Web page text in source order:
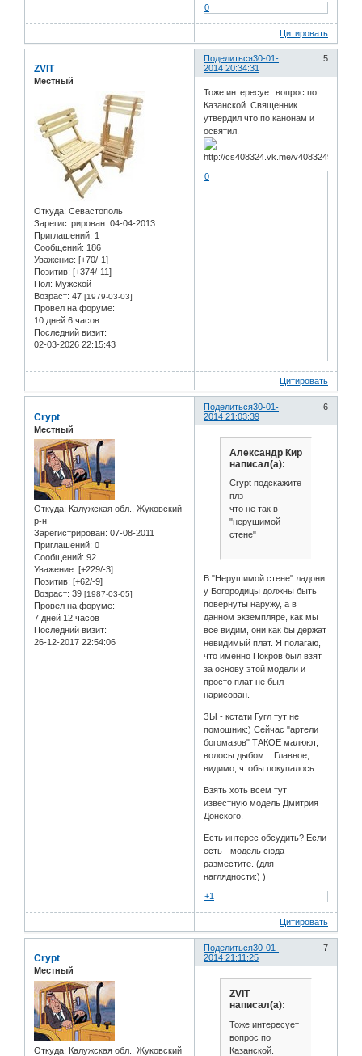
0
Цитировать
Поделиться 5
30-01-
2014 20:34:31
ZVIT
Местный
Откуда: Севастополь
Зарегистрирован: 04-04-2013
Приглашений: 1
Сообщений: 186
Уважение: [+70/-1]
Позитив: [+374/-11]
Пол: Мужской
Возраст: 47 [1979-03-03]
Провел на форуме:
10 дней 6 часов
Последний визит:
02-03-2026 22:15:43
Тоже интересует вопрос по
Казанской. Священник
утвердил что по канонам и
освятил.
0
Цитировать
Поделиться 6
30-01-
2014 21:03:39
Crypt
Местный
Откуда: Калужская обл., Жуковский
р-н
Зарегистрирован: 07-08-2011
Приглашений: 0
Сообщений: 92
Уважение: [+229/-3]
Позитив: [+62/-9]
Возраст: 39 [1987-03-05]
Провел на форуме:
7 дней 12 часов
Последний визит:
26-12-2017 22:54:06
Александр Кир
написал(а):
Crypt подскажите
плз
что не так в
"нерушимой
стене"
В "Нерушимой стене" ладони
у Богородицы должны быть
повернуты наружу, а в
данном экземпляре, как мы
все видим, они как бы держат
невидимый плат. Я полагаю,
что именно Покров был взят
за основу этой модели и
просто плат не был
нарисован.
ЗЫ - кстати Гугл тут не
помошник:) Сейчас "артели
богомазов" ТАКОЕ малюют,
волосы дыбом... Главное,
видимо, чтобы покупалось.
Взять хоть всем тут
известную модель Дмитрия
Донского.
Есть интерес обсудить? Если
есть - модель сюда
разместите. (для
наглядности:) )
+1
Цитировать
Поделиться 7
30-01-
2014 21:11:25
Crypt
Местный
Откуда: Калужская обл., Жуковский
ZVIT
написал(а):
Тоже интересует
вопрос по
Казанской.